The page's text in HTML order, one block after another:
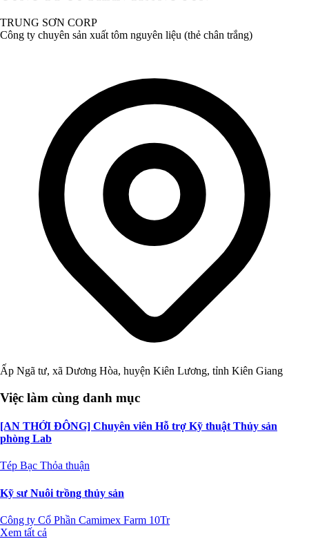
TRUNG SƠN CORP
Công ty chuyên sản xuất tôm nguyên liệu (thẻ chân trắng)
Ấp Ngã tư, xã Dương Hòa, huyện Kiên Lương, tỉnh Kiên Giang
Việc làm cùng danh mục
[AN THỚI ĐÔNG] Chuyên viên Hỗ trợ Kỹ thuật Thủy sản
phòng Lab
Tép Bạc Thỏa thuận
Kỹ sư Nuôi trồng thủy sản
Công ty Cổ Phần Camimex Farm 10Tr
Xem tất cả